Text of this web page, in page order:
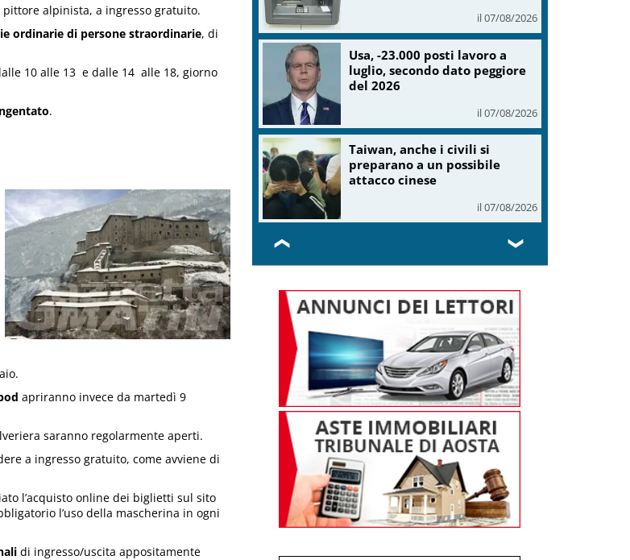
pittore alpinista, a ingresso gratuito.
ordinarie di persone straordinarie, di
10 alle 13 e dalle 14 alle 18, giorno
.
apriranno invece da martedì 9
saranno regolarmente aperti.
a ingresso gratuito, come avviene di
l’acquisto online dei biglietti sul sito
l’uso della mascherina in ogni
di ingresso/uscita appositamente
il 07/08/2026
Usa, -23.000 posti lavoro a
luglio, secondo dato peggiore
del 2026
il 07/08/2026
Taiwan, anche i civili si
preparano a un possibile
attacco cinese
il 07/08/2026
❮ ❯